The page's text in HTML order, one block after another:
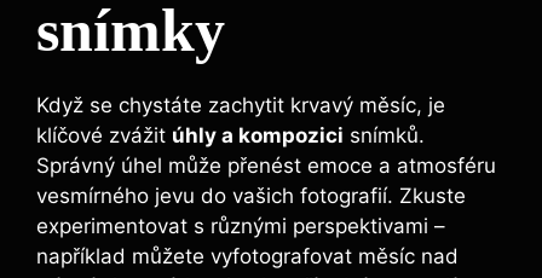
snímky
Když se chystáte zachytit krvavý měsíc, je
klíčové zvážit úhly a kompozici snímků.
Správný úhel ​může ‍přenést emoce a atmosféru
vesmírného jevu do vašich fotografií. Zkuste
experimentovat s různými perspektivami –
například můžete vyfotografovat měsíc nad⁤